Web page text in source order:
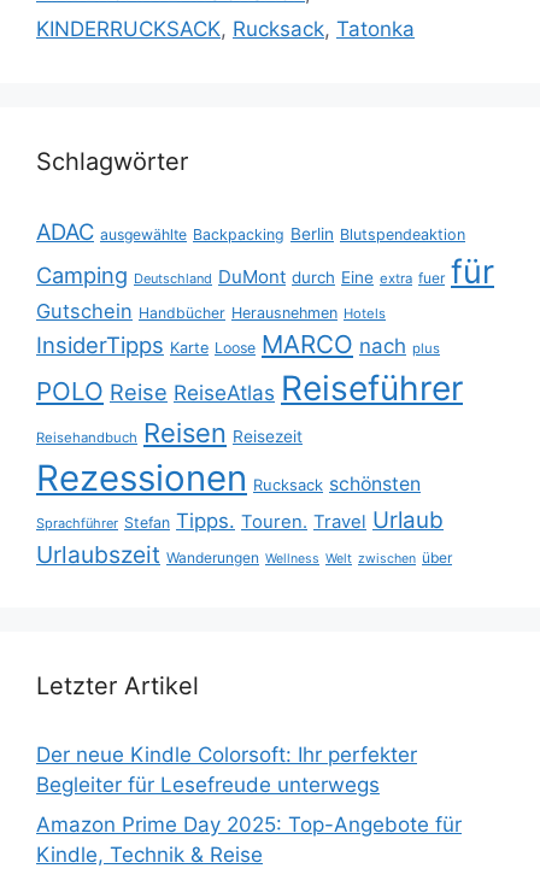
KINDERRUCKSACK, Rucksack, Tatonka
Schlagwörter
ADAC ausgewählte Backpacking Berlin Blutspendeaktion
Camping Deutschland DuMont durch Eine extra fuer für
Gutschein Handbücher Herausnehmen Hotels
InsiderTipps Karte Loose MARCO nach plus
POLO Reise ReiseAtlas Reiseführer
Reisehandbuch Reisen Reisezeit
Rezessionen Rucksack schönsten
Sprachführer Stefan Tipps. Touren. Travel Urlaub
Urlaubszeit Wanderungen Wellness Welt zwischen über
Letzter Artikel
Der neue Kindle Colorsoft: Ihr perfekter
Begleiter für Lesefreude unterwegs
Amazon Prime Day 2025: Top-Angebote für
Kindle, Technik & Reise